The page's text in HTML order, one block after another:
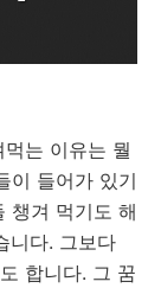
는 이유는 뭘
이 들어가 있기
챙겨 먹기도 해
니다. 그보다
합니다. 그 꿈